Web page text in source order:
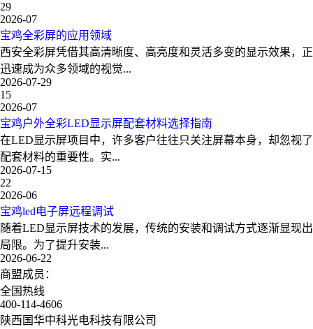
29
2026-07
宝鸡全彩屏的应用领域
西安全彩屏凭借其高清晰度、高亮度和灵活多变的显示效果，正
迅速成为众多领域的视觉...
2026-07-29
15
2026-07
宝鸡户外全彩LED显示屏配套材料选择指南
在LED显示屏项目中，许多客户往往只关注屏幕本身，却忽视了
配套材料的重要性。实...
2026-07-15
22
2026-06
宝鸡led电子屏远程调试
随着LED显示屏技术的发展，传统的安装和调试方式逐渐显现出
局限。为了提升安装...
2026-06-22
商盟成员：
全国热线
400-114-4606
陕西国华中科光电科技有限公司